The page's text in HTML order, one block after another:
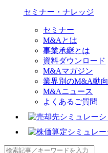
セミナー・ナレッジ
セミナー
M&Aとは
事業承継とは
資料ダウンロード
M&Aマガジン
業界別のM&A動向
M&Aニュース
よくあるご質問